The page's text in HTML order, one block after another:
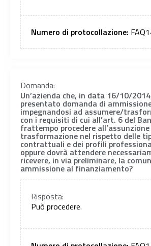
Numero di protocollazione:
Domanda:
Un’azienda che, in data 16/10/
presentato domanda di
impegnandosi ad assumere/
con i requisiti di cui all’art. 6 del
frattempo procedere
trasformazione nel rispetto delle
contrattuali e dei profili
oppure dovrà attendere
ricevere, in via preliminare, la
ammissione al finanziamento?
Risposta:
Può procedere.